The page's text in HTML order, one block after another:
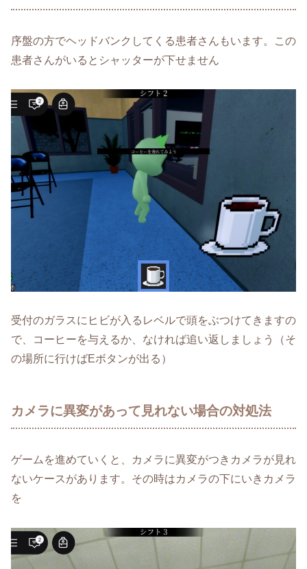
序盤の方でヘッドバンクしてくる患者さんもいます。この
患者さんがいるとシャッターが下せません
受付のガラスにヒビが入るレベルで頭をぶつけてきますの
で、コーヒーを与えるか、なければ追い返しましょう（そ
の場所に行けばEボタンが出る）
カメラに異変があって見れない場合の対処法
ゲームを進めていくと、カメラに異変がつきカメラが見れ
ないケースがあります。その時はカメラの下にいきカメラ
を